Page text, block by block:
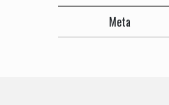
Meta